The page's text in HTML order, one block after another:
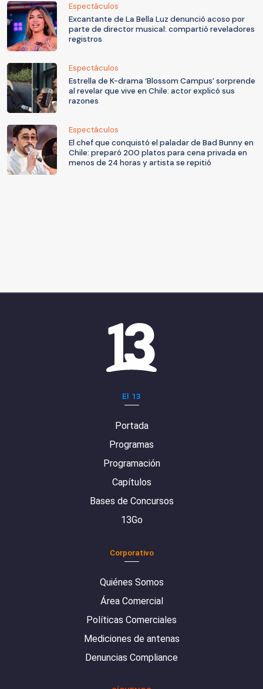
Espectáculos
Excantante de La Bella Luz denunció acoso por
parte de director musical: compartió reveladores
registros
Espectáculos
Estrella de K-drama ‘Blossom Campus’ sorprende
al revelar que vive en Chile: actor explicó sus
razones
Espectáculos
El chef que conquistó el paladar de Bad Bunny en
Chile: preparó 200 platos para cena privada en
menos de 24 horas y artista se repitió
El 13
Portada
Programas
Programación
Capítulos
Bases de Concursos
13Go
Corporativo
Quiénes Somos
Área Comercial
Políticas Comerciales
Mediciones de antenas
Denuncias Compliance